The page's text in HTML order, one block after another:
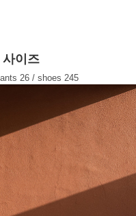
이즈
26 / shoes 245